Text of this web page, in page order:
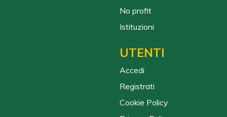
No profit
Istituzioni
UTENTI
Accedi
Registrati
Cookie Policy